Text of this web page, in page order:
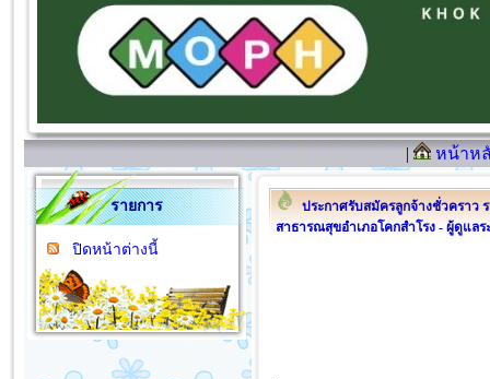
| หน้าห
รายการ
ปิดหน้าต่างนี้
ประกาศรับสมัครลูกจ้างชั่วคราว
สาธารณสุขอำเภอโคกสำโรง - ผู้ดูแลร